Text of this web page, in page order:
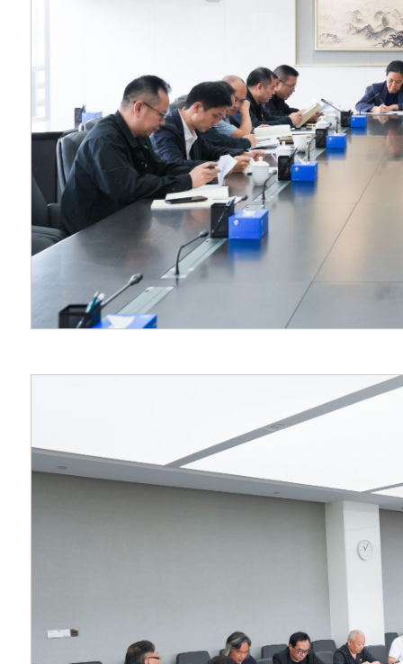
习《习近平关于树
平总书记地方工作期
会“为谁树政绩、树
实把学习成果转化为
的实际成效。